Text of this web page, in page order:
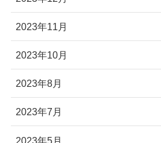
2023年11月
2023年10月
2023年8月
2023年7月
2023年5月